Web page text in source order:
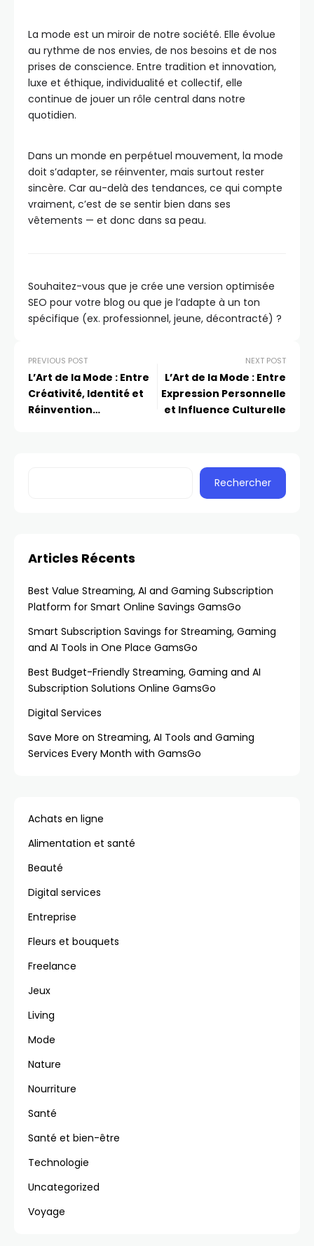
La mode est un miroir de notre société. Elle évolue
au rythme de nos envies, de nos besoins et de nos
prises de conscience. Entre tradition et innovation,
luxe et éthique, individualité et collectif, elle
continue de jouer un rôle central dans notre
quotidien.
Dans un monde en perpétuel mouvement, la mode
doit s’adapter, se réinventer, mais surtout rester
sincère. Car au-delà des tendances, ce qui compte
vraiment, c’est de se sentir bien dans ses
vêtements — et donc dans sa peau.
Souhaitez-vous que je crée une version optimisée
SEO pour votre blog ou que je l’adapte à un ton
spécifique (ex. professionnel, jeune, décontracté) ?
PREVIOUS POST
L’Art de la Mode : Entre
Créativité, Identité et
Réinvention
NEXT POST
L’Art de la Mode : Entre
Expression Personnelle
et Influence Culturelle
Rechercher
Articles Récents
Best Value Streaming, AI and Gaming Subscription
Platform for Smart Online Savings GamsGo
Smart Subscription Savings for Streaming, Gaming
and AI Tools in One Place GamsGo
Best Budget-Friendly Streaming, Gaming and AI
Subscription Solutions Online GamsGo
Digital Services
Save More on Streaming, AI Tools and Gaming
Services Every Month with GamsGo
Achats en ligne
Alimentation et santé
Beauté
Digital services
Entreprise
Fleurs et bouquets
Freelance
Jeux
Living
Mode
Nature
Nourriture
Santé
Santé et bien-être
Technologie
Uncategorized
Voyage